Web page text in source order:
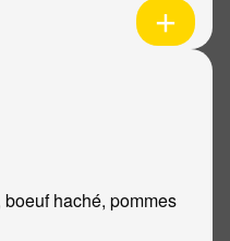
haché, pommes